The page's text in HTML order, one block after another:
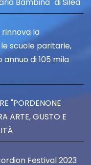
rinnova la
scuole paritarie,
di 105 mila
"PORDENONE
ARTE, GUSTO E
Festival 2023